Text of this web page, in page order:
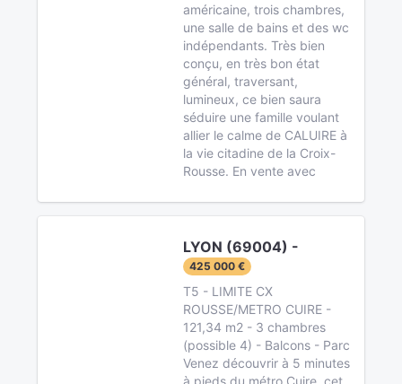
américaine, trois chambres,
une salle de bains et des wc
indépendants. Très bien
conçu, en très bon état
général, traversant,
lumineux, ce bien saura
séduire une famille voulant
allier le calme de CALUIRE à
la vie citadine de la Croix-
Rousse. En vente avec
LYON (69004) -
425 000 €
T5 - LIMITE CX
ROUSSE/METRO CUIRE -
121,34 m2 - 3 chambres
(possible 4) - Balcons - Parc
Venez découvrir à 5 minutes
à pieds du métro Cuire, cet